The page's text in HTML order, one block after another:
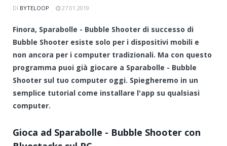
DI BYTELOOP 27.01.2019
Finora, Sparabolle - Bubble Shooter di successo di
Bubble Shooter esiste solo per i dispositivi mobili e
non ancora per i computer tradizionali. Ma con questo
programma puoi già giocare a Sparabolle - Bubble
Shooter sul tuo computer oggi. Spiegheremo in un
semplice tutorial come installare l'app su qualsiasi
computer.
Gioca ad Sparabolle - Bubble Shooter con